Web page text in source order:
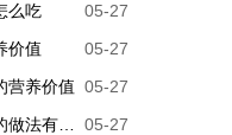
么吃
05-27
价值
05-27
营养价值 05-27
05-27